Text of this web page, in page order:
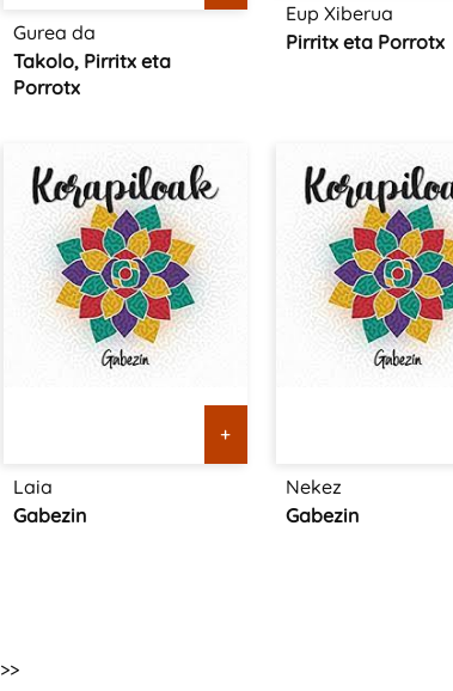
Gurea da
Takolo, Pirritx eta
Porrotx
Eup Xiberua
Pirritx eta Porrotx
+
Laia
Gabezin
Nekez
Gabezin
>>